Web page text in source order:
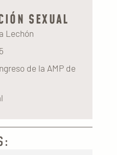
SEXUAL
Lechón
de la AMP de